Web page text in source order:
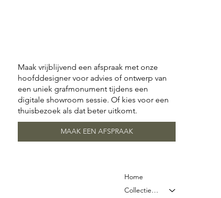
Home
Collectie & Prijzen
Maak vrijblijvend een afspraak met onze
hoofddesigner voor advies of ontwerp van
een uniek grafmonument tijdens een
digitale showroom sessie. Of kies voor een
thuisbezoek als dat beter uitkomt.
MAAK EEN AFSPRAAK